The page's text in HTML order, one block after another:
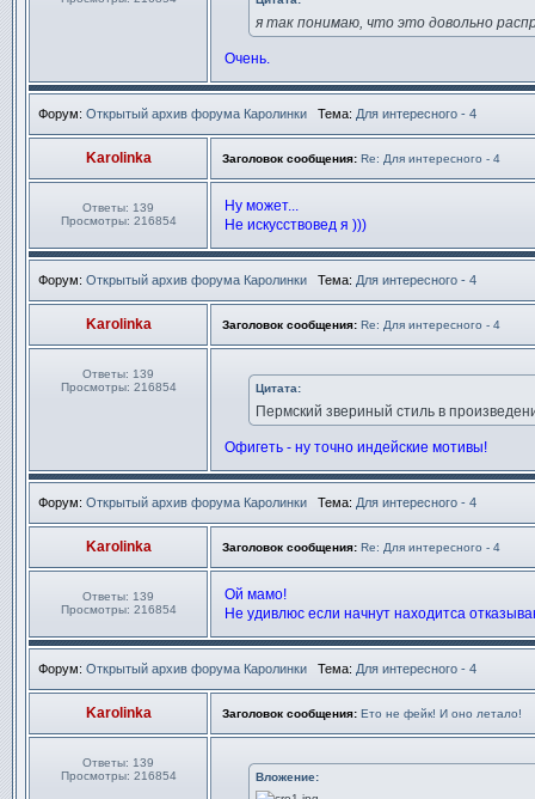
я так понимаю, что это довольно
Очень.
Форум: Открытый архив форума Каролинки Тема: Для интересного - 4
Karolinka Заголовок сообщения: Re: Для интересного - 4
Ответы: 139
Просмотры: 216854
Ну может...
Не искусствовед я )))
Форум: Открытый архив форума Каролинки Тема: Для интересного - 4
Karolinka Заголовок сообщения: Re: Для интересного - 4
Ответы: 139
Просмотры: 216854 Цитата:
Пермский звериный стиль в
Офигеть - ну точно индейские мотивы!
Форум: Открытый архив форума Каролинки Тема: Для интересного - 4
Karolinka Заголовок сообщения: Re: Для интересного - 4
Ответы: 139
Просмотры: 216854
Ой мамо!
Не удивлюс если начнут находитса
Форум: Открытый архив форума Каролинки Тема: Для интересного - 4
Karolinka Заголовок сообщения: Ето не фейк! И оно летало!
Ответы: 139
Просмотры: 216854 Вложение: